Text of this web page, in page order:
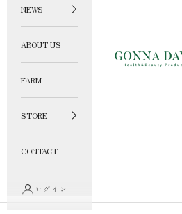
GONNA DAYS
NEWS
ABOUT US
FARM
STORE
CONTACT
ログイン